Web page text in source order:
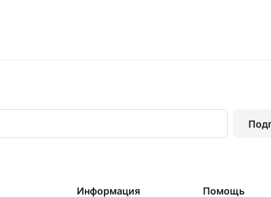
Информация Помощь